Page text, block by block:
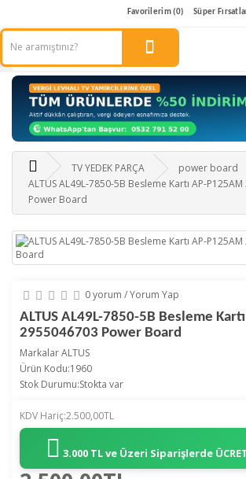
Favorilerim (0) Süper
TV YEDEK PARÇA
power board
ALTUS AL49L-7850-5B Besleme Kartı AP-
Power Board
0 yorum /Yorum Yap
ALTUS AL49L-7850-5B Besleme
2955046703 Power Board
MarkalarALTUS
Ürün Kodu:1960
Stok Durumu:Stokta var
KDV Hariç:2.500,00TL
3.000 TL ve Üzeri Siparişlerde